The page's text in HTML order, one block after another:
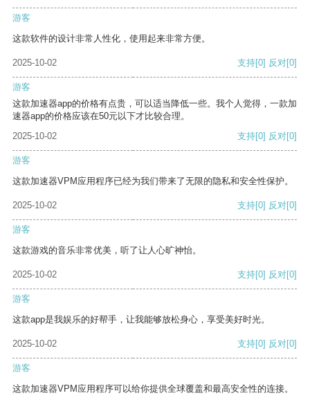
游客
这款软件的设计非常人性化，使用起来非常方便。
2025-10-02 支持[0] 反对[0]
游客
这款加速器app的价格有点贵，可以适当降低一些。我个人觉得，一款加
速器app的价格应该在50元以下才比较合理。
2025-10-02
支持[0] 反对[0]
游客
这款加速器VPM应用程序已经为我们带来了无限的隐私和安全性保护。
2025-10-02 支持[0] 反对[0]
游客
这款游戏的音乐非常优美，听了让人心旷神怡。
2025-10-02 支持[0] 反对[0]
游客
这款app是我娱乐的好帮手，让我能够放松身心，享受美好时光。
2025-10-02 支持[0] 反对[0]
游客
这款加速器VPM应用程序可以给你提供全球覆盖和最高安全性的连接。